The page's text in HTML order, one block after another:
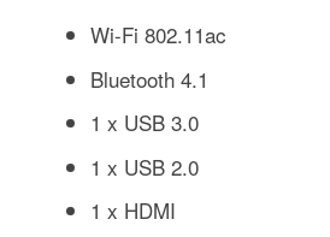
Wi-Fi 802.11ac
Bluetooth 4.1
1 x USB 3.0
1 x USB 2.0
1 x HDMI